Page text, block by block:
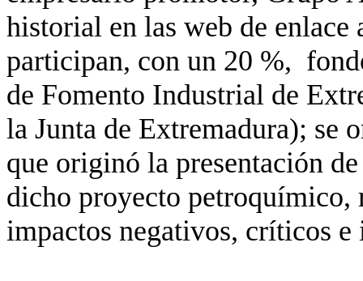
historial en las web de
participan, con un 20 %,
de Fomento Industrial de
la Junta de Extremadura); se
que originó la presentación
dicho proyecto petroquímico,
impactos negativos, críticos